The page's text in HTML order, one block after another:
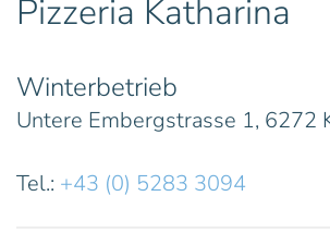
Pizzeria Katharina
Winterbetrieb
Untere Embergstrasse 1, 6272
Tel.: +43 (0) 5283 3094